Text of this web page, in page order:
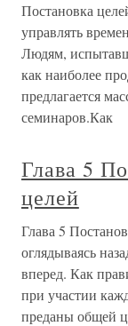
Постановка
управлять
Людям,
как наиболее
предлагается
семинаров.Как
Глава 5
целей
Глава 5
оглядываясь
вперед. Как
при участии
преданы общей